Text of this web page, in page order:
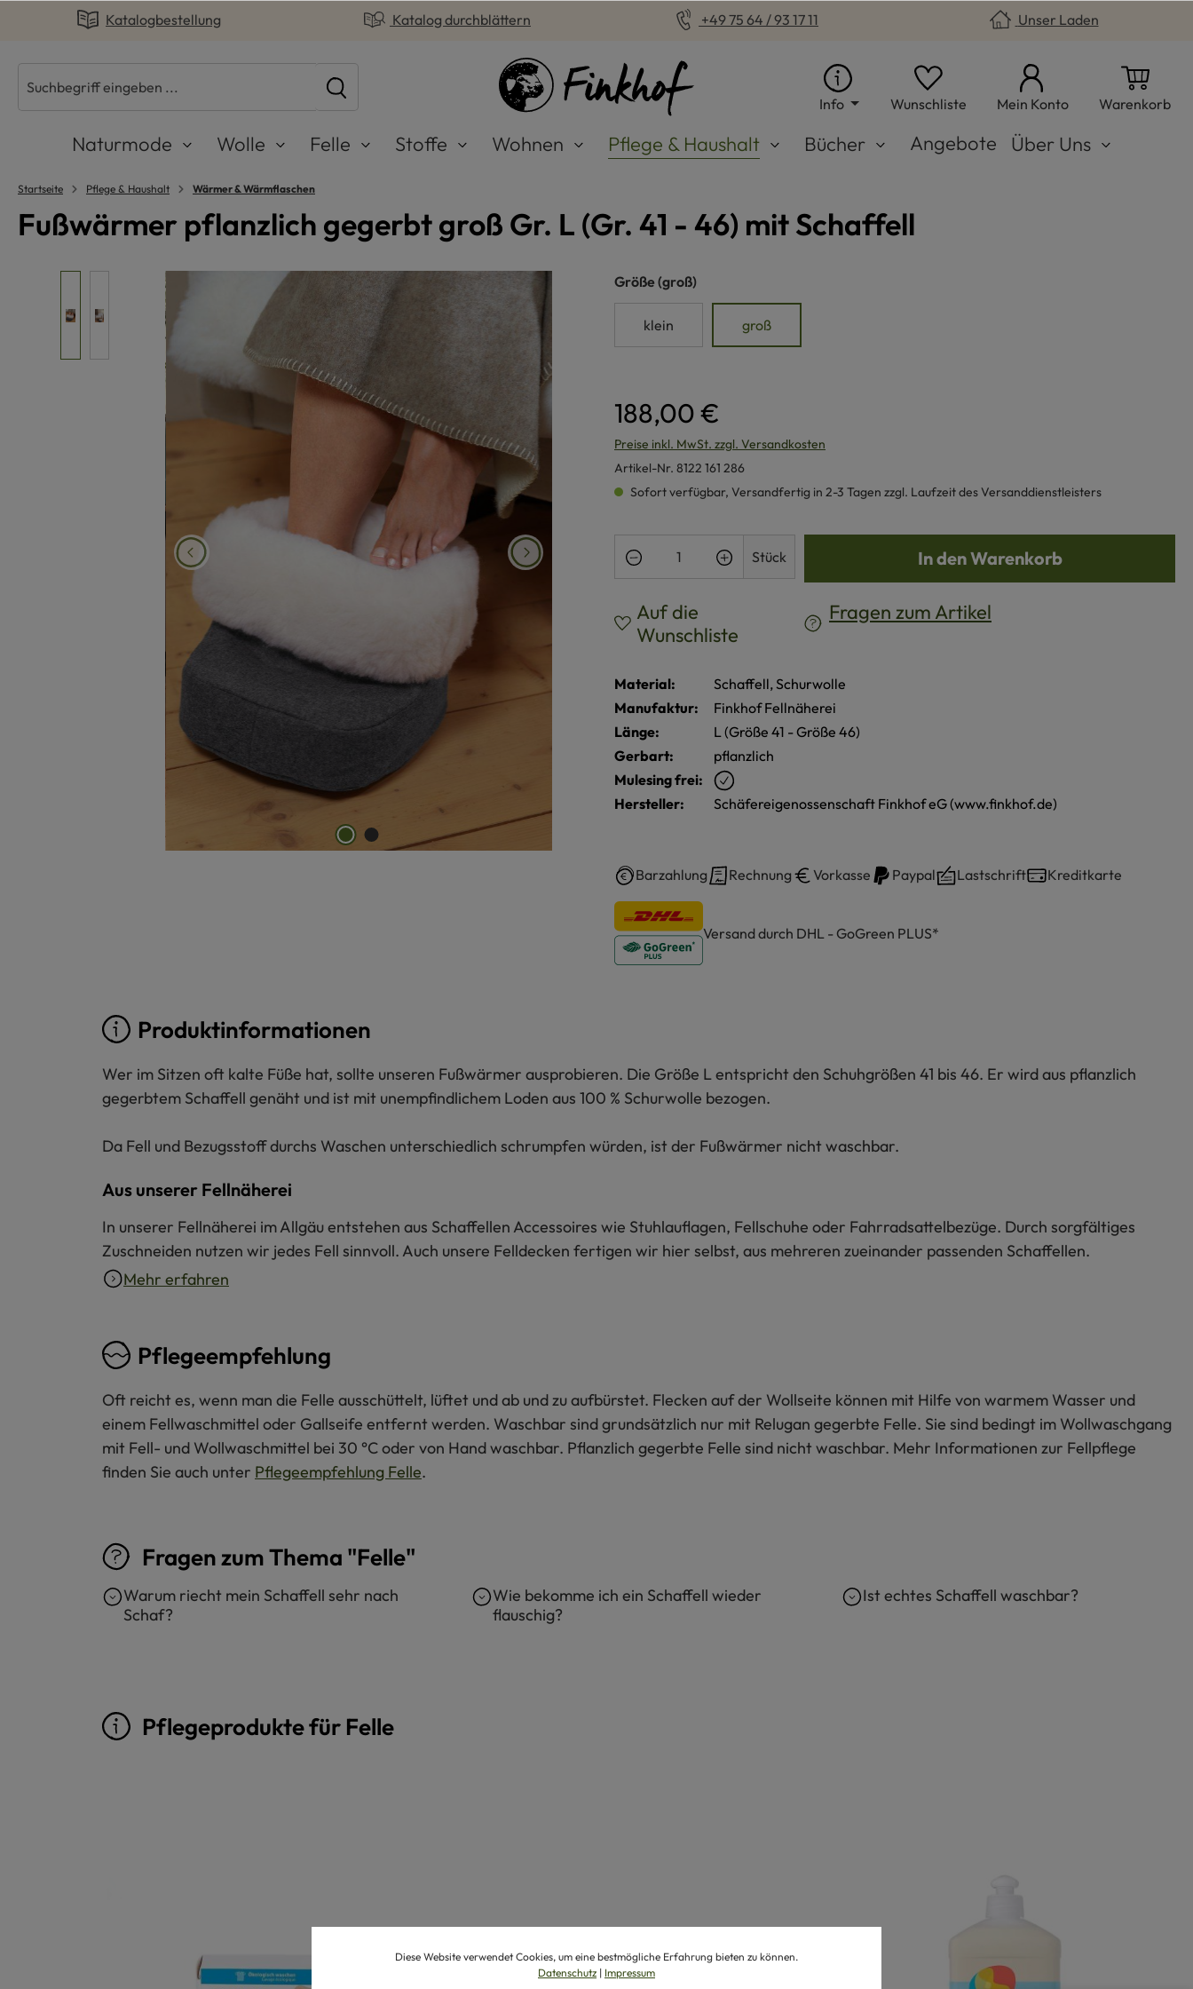
Zur Hauptnavigation springen
Katalogbestellung Katalog durchblättern +49 75 64 / 93 17 11 Unser Laden
Info Wunschliste Du hast 0 Produkte auf dem
Mein Konto Warenkorb
Naturmode Wolle Felle Stoffe Wohnen Pflege & Haushalt Bücher Angebote Über Uns
Startseite Pflege & Haushalt Wärmer & Wärmflaschen
Fußwärmer pflanzlich gegerbt groß Gr. L (Gr. 41 - 46) mit Schaffell
Bildergalerie überspringen Größe auswählen
(groß)
klein groß
188,00 €
Preise inkl. MwSt. zzgl. Versandkosten
Artikel-Nr. 8122 161 286
Sofort verfügbar, Versandfertig in 2-3 Tagen zzgl. Laufzeit des Versanddienstleisters
Produkt Anzahl: Gib den gewünschten Wert ein oder
Stück In den Warenkorb
Auf die
Wunschliste
Fragen zum Artikel
Material:
Schaffell, Schurwolle
Manufaktur:
Finkhof Fellnäherei
Länge:
L (Größe 41 - Größe 46)
Gerbart:
pflanzlich
Mulesing frei:
Hersteller:
Schäfereigenossenschaft Finkhof eG (www.finkhof.de)
Barzahlung Rechnung Vorkasse Paypal Lastschrift Kreditkarte
Versand durch DHL - GoGreen PLUS*
Produktinformationen
Wer im Sitzen oft kalte Füße hat, sollte unseren Fußwärmer ausprobieren. Die Größe L entspricht den Schuhgrößen 41 bis 46. Er wird aus pflanzlich
gegerbtem Schaffell genäht und ist mit unempfindlichem Loden aus 100 % Schurwolle bezogen.
Da Fell und Bezugsstoff durchs Waschen unterschiedlich schrumpfen würden, ist der Fußwärmer nicht waschbar.
Aus unserer Fellnäherei
In unserer Fellnäherei im Allgäu entstehen aus Schaffellen Accessoires wie Stuhlauflagen, Fellschuhe oder Fahrradsattelbezüge. Durch sorgfältiges
Zuschneiden nutzen wir jedes Fell sinnvoll. Auch unsere Felldecken fertigen wir hier selbst, aus mehreren zueinander passenden Schaffellen.
Mehr erfahren
Pflegeempfehlung
Oft reicht es, wenn man die Felle ausschüttelt, lüftet und ab und zu aufbürstet. Flecken auf der Wollseite können mit Hilfe von warmem Wasser und
einem Fellwaschmittel oder Gallseife entfernt werden. Waschbar sind grundsätzlich nur mit Relugan gegerbte Felle. Sie sind bedingt im Wollwaschgang
mit Fell- und Wollwaschmittel bei 30 °C oder von Hand waschbar. Pflanzlich gegerbte Felle sind nicht waschbar. Mehr Informationen zur Fellpflege
finden Sie auch unter Pflegeempfehlung Felle.
Fragen zum Thema "Felle"
Warum riecht mein Schaffell sehr nach
Schaf?
Wie bekomme ich ein Schaffell wieder
flauschig?
Ist echtes Schaffell waschbar?
Pflegeprodukte für Felle
Diese Website verwendet Cookies, um eine bestmögliche Erfahrung bieten zu können.
Datenschutz | Impressum